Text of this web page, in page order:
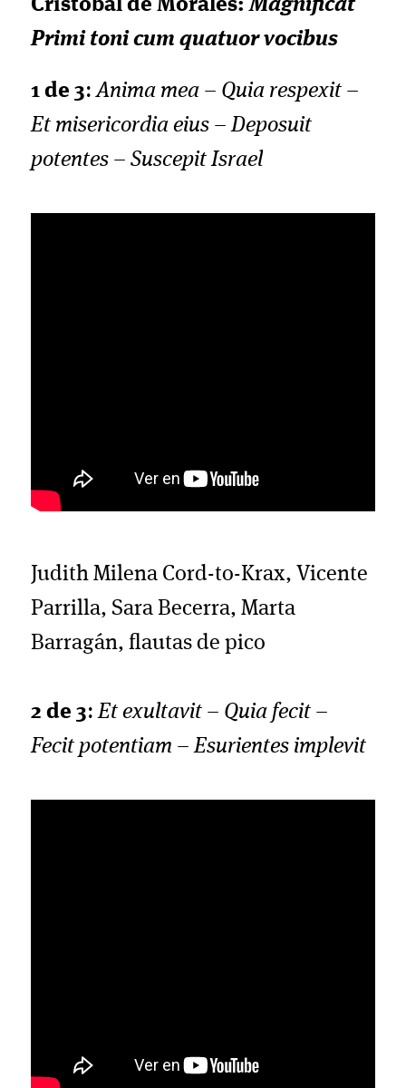
Cristóbal de Morales:Magnificat
Primi toni cum quatuor vocibus
1 de 3:Anima mea – Quia respexit –
Et misericordia eius – Deposuit
potentes – Suscepit Israel
Judith Milena Cord-to-Krax, Vicente
Parrilla, Sara Becerra, Marta
Barragán, flautas de pico
2 de 3:Et exultavit – Quia fecit –
Fecit potentiam – Esurientes implevit